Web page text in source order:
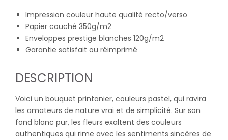
Impression couleur haute qualité recto/verso
Papier couché 350g/m2
Enveloppes prestige blanches 120g/m2
Garantie satisfait ou réimprimé
DESCRIPTION
Voici un bouquet printanier, couleurs pastel, qui ravira
les amateurs de nature vrai et de simplicité. Sur son
fond blanc pur, les fleurs exaltent des couleurs
authentiques qui rime avec les sentiments sincères de